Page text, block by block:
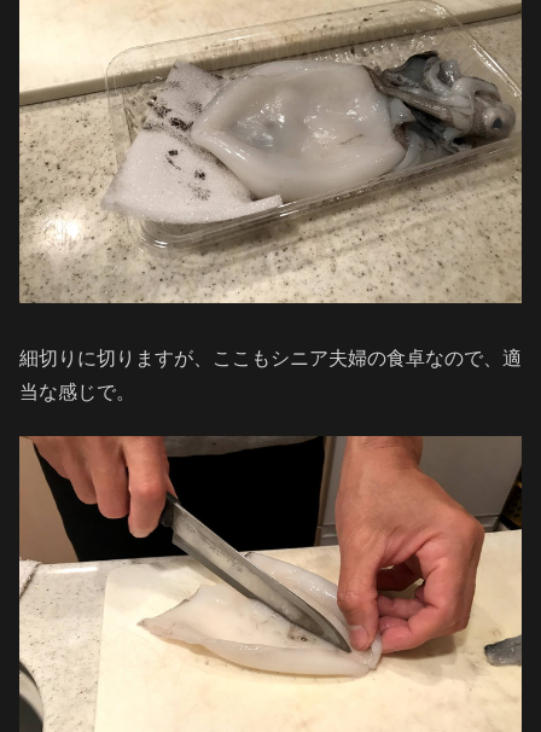
細切りに切りますが、ここもシニア夫婦の食卓なので、適
当な感じで。